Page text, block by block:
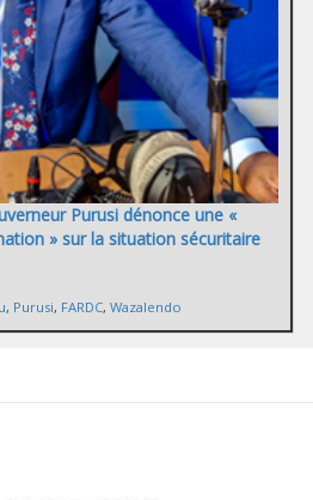
Purusi dénonce une «
» sur la situation sécuritaire
, Purusi, FARDC, Wazalendo